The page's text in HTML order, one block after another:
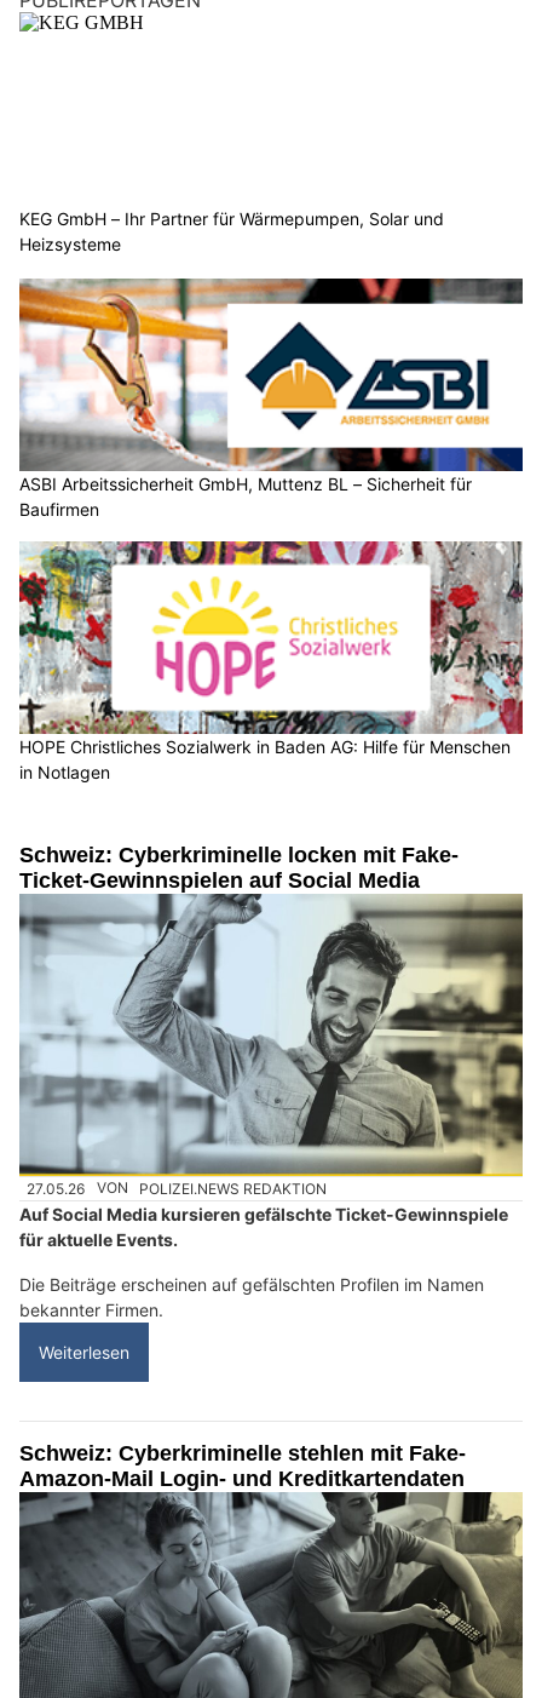
KEG GmbH – Ihr Partner für Wärmepumpen, Solar und
Heizsysteme
ASBI Arbeitssicherheit GmbH, Muttenz BL – Sicherheit für
Baufirmen
HOPE Christliches Sozialwerk in Baden AG: Hilfe für Menschen
in Notlagen
Schweiz: Cyberkriminelle locken mit Fake-
Ticket-Gewinnspielen auf Social Media
27.05.26 VON POLIZEI.NEWS REDAKTION
Auf Social Media kursieren gefälschte Ticket-Gewinnspiele
für aktuelle Events.
Die Beiträge erscheinen auf gefälschten Profilen im Namen
bekannter Firmen.
Weiterlesen
Schweiz: Cyberkriminelle stehlen mit Fake-
Amazon-Mail Login- und Kreditkartendaten